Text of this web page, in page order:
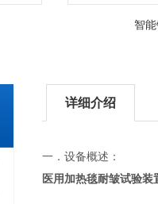
智
详细介绍
一．设备概述：
医用加热毯耐皱试验装